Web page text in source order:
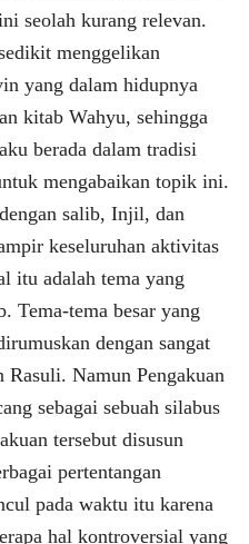
seolah kurang relevan.
menggelikan
yang dalam hidupnya
kitab Wahyu, sehingga
berada dalam tradisi
mengabaikan topik ini.
salib, Injil, dan
keseluruhan aktivitas
itu adalah tema yang
Tema-tema besar yang
dengan sangat
Rasuli. Namun Pengakuan
sebagai sebuah silabus
tersebut disusun
pertentangan
pada waktu itu karena
hal kontroversial yang